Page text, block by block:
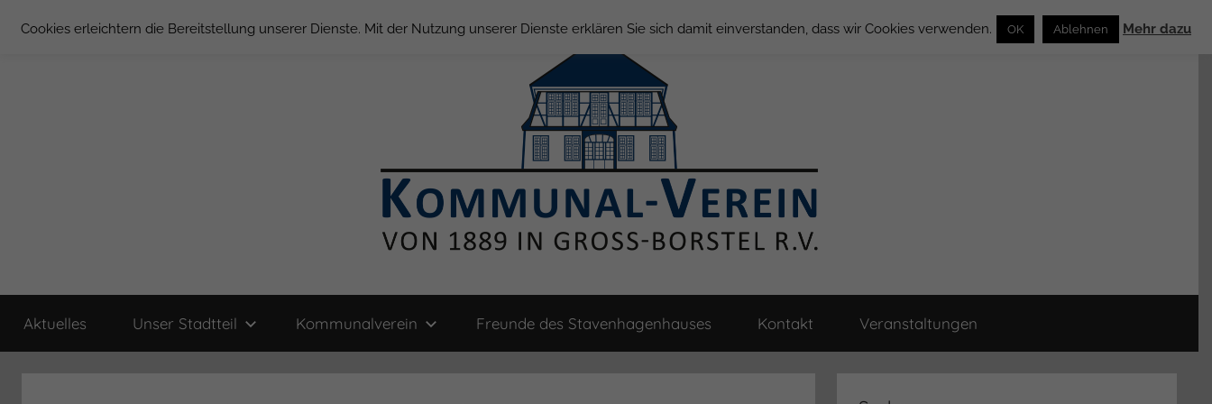
Inhalt
Groß
Borstel
Verein
von
Aktuelles Unser Stadtteil Kommunalverein Freunde des Stavenhagenhauses Kontakt Veranstaltungen
Cookies erleichtern die Bereitstellung unserer Dienste. Mit der Nutzung unserer Dienste erklären Sie sich damit einverstanden, dass wir Cookies verwenden. OK Ablehnen Mehr dazu